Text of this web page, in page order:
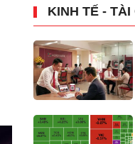
KINH TẾ - TÀI